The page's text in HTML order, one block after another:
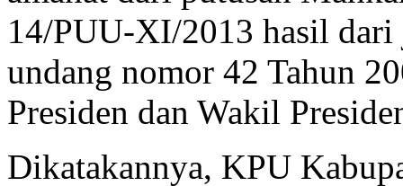
amanat dari putusan
14/PUU-XI/2013 hasil
undang nomor 42 Tahun
Presiden dan Wakil